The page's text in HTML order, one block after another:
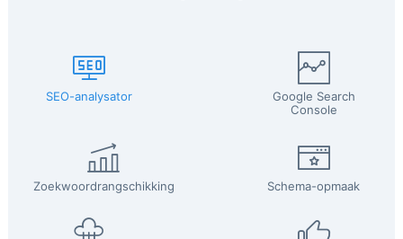
SEO-analysator
Google Search
Console
Zoekwoordrangschikking Schema-opmaak